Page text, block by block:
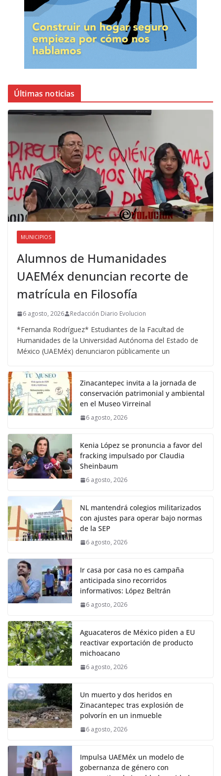
Últimas noticias
MUNICIPIOS
Alumnos de Humanidades
UAEMéx denuncian recorte de
matrícula en Filosofía
6 agosto, 2026 Redacción Diario Evolucion
*Fernanda Rodríguez* Estudiantes de la Facultad de
Humanidades de la Universidad Autónoma del Estado de
México (UAEMéx) denunciaron públicamente un
Zinacantepec invita a la jornada de
conservación patrimonial y ambiental
en el Museo Virreinal
6 agosto, 2026
Kenia López se pronuncia a favor del
fracking impulsado por Claudia
Sheinbaum
6 agosto, 2026
NL mantendrá colegios militarizados
con ajustes para operar bajo normas
de la SEP
6 agosto, 2026
Ir casa por casa no es campaña
anticipada sino recorridos
informativos: López Beltrán
6 agosto, 2026
Aguacateros de México piden a EU
reactivar exportación de producto
michoacano
6 agosto, 2026
Un muerto y dos heridos en
Zinacantepec tras explosión de
polvorín en un inmueble
6 agosto, 2026
Impulsa UAEMéx un modelo de
gobernanza de género con